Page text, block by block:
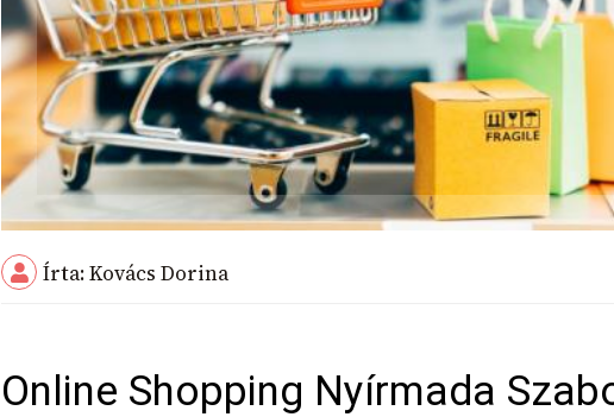
Írta: Kovács Dorina
Online Shopping Nyírmada